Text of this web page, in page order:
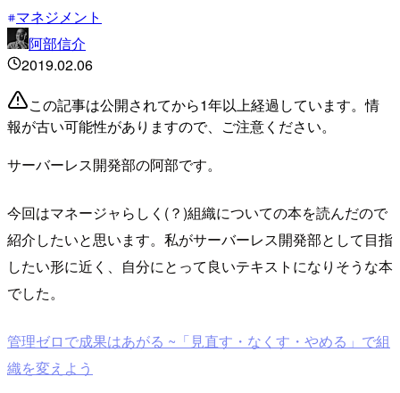
マネジメント
阿部信介
2019.02.06
この記事は公開されてから1年以上経過しています。情
報が古い可能性がありますので、ご注意ください。
サーバーレス開発部の阿部です。
今回はマネージャらしく(？)組織についての本を読んだので
紹介したいと思います。私がサーバーレス開発部として目指
したい形に近く、自分にとって良いテキストになりそうな本
でした。
管理ゼロで成果はあがる ~「見直す・なくす・やめる」で組
織を変えよう